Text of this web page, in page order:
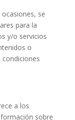
se
para la
y/o servicios
o
condiciones
a los
sobre